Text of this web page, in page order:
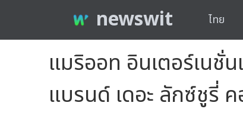
newswit ไทย
แมริออท อินเตอร์เน
แบรนด์ เดอะ ลักซ์ชูรี่